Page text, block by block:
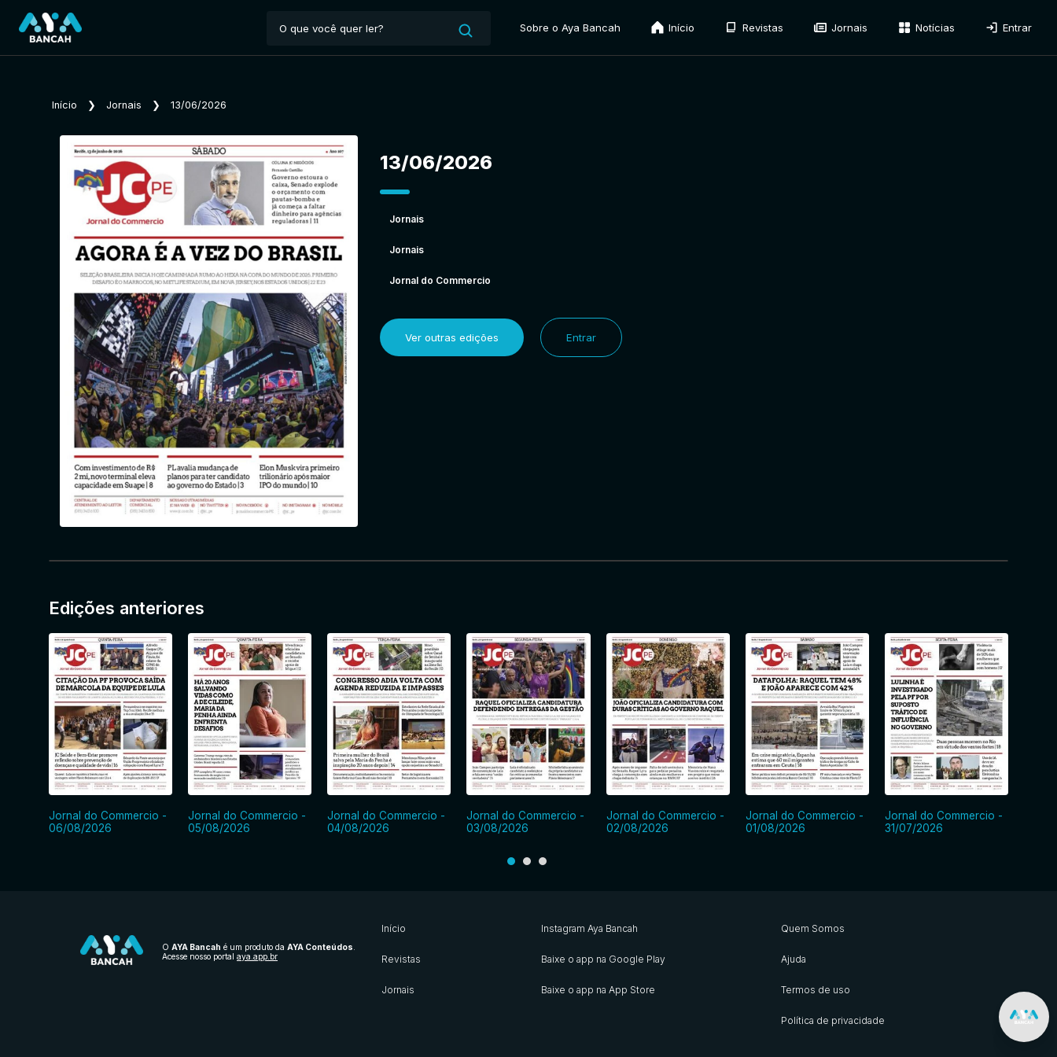
Sobre o Aya Bancah Início Revistas Jornais Notícias Entrar
Início ❯ Jornais ❯ 13/06/2026
13/06/2026
Jornais
Jornais
Jornal do Commercio
Ver outras edições Entrar
Edições anteriores
Jornal do Commercio -
06/08/2026
Jornal do Commercio -
05/08/2026
Jornal do Commercio -
04/08/2026
Jornal do Commercio -
03/08/2026
Jornal do Commercio -
02/08/2026
Jornal do Commercio -
01/08/2026
Jornal do Commercio -
31/07/2026
O AYA Bancah é um produto da AYA Conteúdos
Acesse nosso portal aya.app.br
Início
Revistas
Jornais
Instagram Aya Bancah
Baixe o app na Google Play
Baixe o app na App Store
Quem Somos
Ajuda
Termos de uso
Política de privacidade